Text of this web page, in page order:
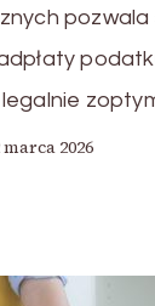
marca 2026